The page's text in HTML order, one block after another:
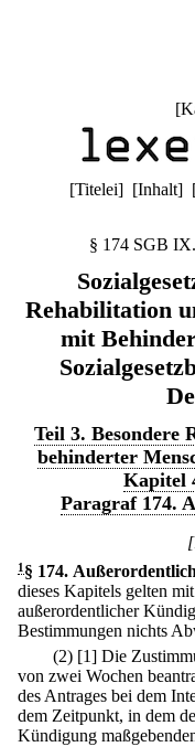
[
[Titelei] [Inhalt]
§ 174 SGB
Rehabilitation
mit
Teil 3. Besondere
behinderter
Kapitel
Paragraf 174.
1 § 174.
dieses Kapitels gelten
außerordentlicher
Bestimmungen nichts
(2) [1] Die
von zwei Wochen
des Antrages bei dem
dem Zeitpunkt, in dem
Kündigung